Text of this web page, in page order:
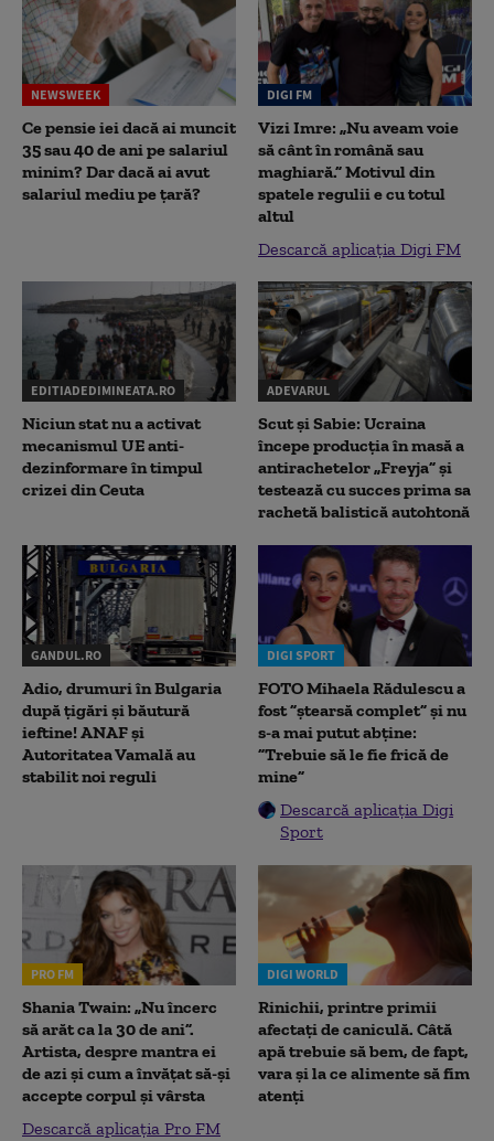
NEWSWEEK
Ce pensie iei dacă ai muncit
35 sau 40 de ani pe salariul
minim? Dar dacă ai avut
salariul mediu pe țară?
DIGI FM
Vizi Imre: „Nu aveam voie
să cânt în română sau
maghiară.” Motivul din
spatele regulii e cu totul
altul
Descarcă aplicația Digi FM
EDITIADEDIMINEATA.RO
Niciun stat nu a activat
mecanismul UE anti-
dezinformare în timpul
crizei din Ceuta
ADEVARUL
Scut și Sabie: Ucraina
începe producția în masă a
antirachetelor „Freyja” și
testează cu succes prima sa
rachetă balistică autohtonă
GANDUL.RO
Adio, drumuri în Bulgaria
după țigări și băutură
ieftine! ANAF și
Autoritatea Vamală au
stabilit noi reguli
DIGI SPORT
FOTO Mihaela Rădulescu a
fost ”ștearsă complet” și nu
s-a mai putut abține:
”Trebuie să le fie frică de
mine”
Descarcă aplicația Digi
Sport
PRO FM
Shania Twain: „Nu încerc
să arăt ca la 30 de ani”.
Artista, despre mantra ei
de azi și cum a învățat să-și
accepte corpul și vârsta
Descarcă aplicația Pro FM
DIGI WORLD
Rinichii, printre primii
afectați de caniculă. Câtă
apă trebuie să bem, de fapt,
vara și la ce alimente să fim
atenți